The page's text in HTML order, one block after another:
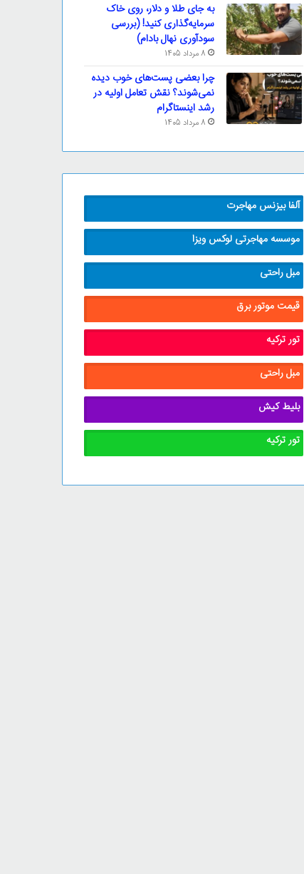
به جای طلا و دلار، روی خاک
سرمایه‌گذاری کنید! (بررسی
سودآوری نهال بادام)
8 مرداد 1405
چرا بعضی پست‌های خوب دیده
نمی‌شوند؟ نقش تعامل اولیه در
رشد اینستاگرام
8 مرداد 1405
آلفا بیزنس مهاجرت
موسسه مهاجرتی لوکس ویزا
مبل راحتی
قیمت موتور برق
تور ترکیه
مبل راحتی
بلیط کیش
تور ترکیه